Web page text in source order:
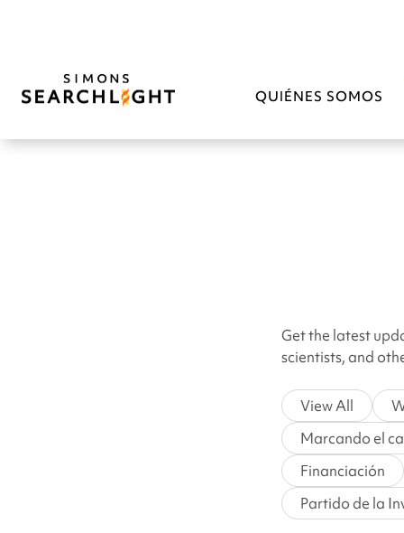
QUIÉNES SOMOS
Get the latest
scientists, and
View All
Marcando el
Financiación
Partido de la